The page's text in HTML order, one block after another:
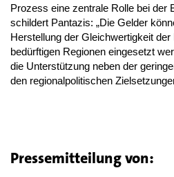
Prozess eine zentrale Rolle bei der
schildert Pantazis: „Die Gelder
Herstellung der Gleichwertigkeit
bedürftigen Regionen eingesetzt
die Unterstützung neben der
den regionalpolitischen
Pressemitteilung von: